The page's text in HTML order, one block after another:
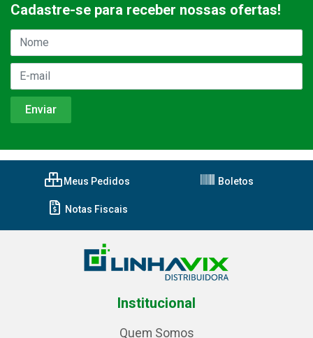
Cadastre-se para receber nossas ofertas!
Meus Pedidos Boletos
Notas Fiscais
Institucional
Quem Somos